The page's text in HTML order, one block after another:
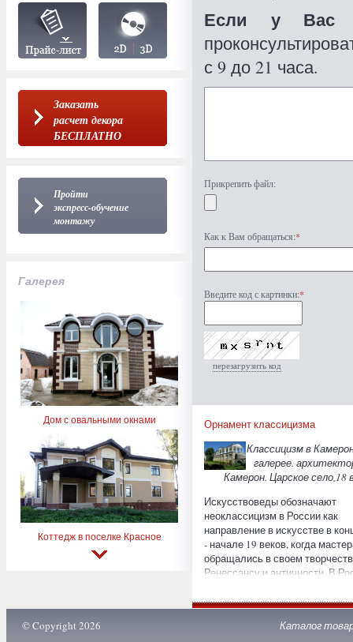
Заказать
расчет декора
БЕСПЛАТНО
Пройти
экспресс-обучение
монтажу
Галерея
Дом с овальными окнами
Коттедж в поселке Красное
Если у Вас
с 9 до 21 часа.
Прикрепить файл:
Как к Вам обращаться:*
Введите код с картинки:*
перезагрузить код
Орнамент классицизма
Классицизм в
галерее.
Камерон. Царское село,18
Искусствоведы обозначают
неоклассицизм в России как
направление в искусстве в
- начале 19 веков, когда
обращались в своем
Ренессансу и античности. В
считается период 1762 - 1840
Людовика XIV (Louis XIV)
© Copyright 2026 Каталог